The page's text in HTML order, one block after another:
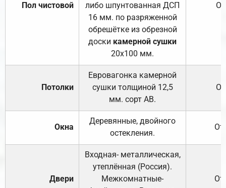
Пол чистовой
либо шпунтованная ДСП
16 мм. по разряженной
обрешётке из обрезной
доски камерной сушки
20х100 мм.
Потолки
Евровагонка камерной
сушки толщиной 12,5
мм. сорт АВ.
Окна
Деревянные, двойного
остекления.
Двери
Входная- металлическая,
утеплённая (Россия).
Межкомнатные-